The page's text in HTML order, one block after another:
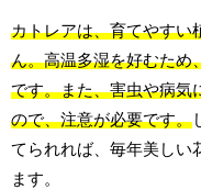
カトレアは、育てやすい
ん。高温多湿を好むため
です。また、害虫や病気
ので、注意が必要です。
てられれば、毎年美しい
ます。